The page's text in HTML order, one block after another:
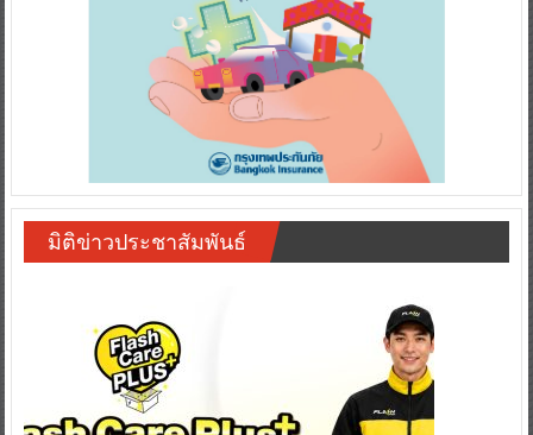
มิติข่าวประชาสัมพันธ์